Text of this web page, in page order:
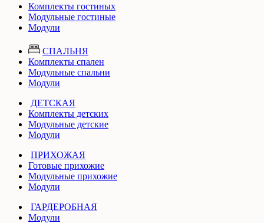
Комплекты гостиных
Модульные гостиные
Модули
СПАЛЬНЯ
Комплекты спален
Модульные спальни
Модули
ДЕТСКАЯ
Комплекты детских
Модульные детские
Модули
ПРИХОЖАЯ
Готовые прихожие
Модульные прихожие
Модули
ГАРДЕРОБНАЯ
Модули